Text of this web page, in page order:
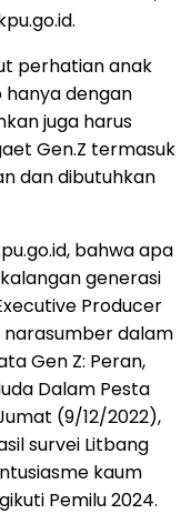
perhatian anak
hanya dengan
juga harus
Gen.Z termasuk
dan dibutuhkan
bahwa apa
generasi
Producer
narasumber dalam
Gen Z: Peran,
Dalam Pesta
(9/12/2022),
survei Litbang
kaum
Pemilu 2024.